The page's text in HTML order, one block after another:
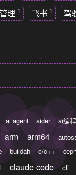
理 1 飞书 1 驾
ai agent aider ai编程
arm arm64
buildah c/c++
claude code
cli